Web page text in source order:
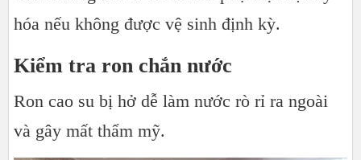
hóa nếu không được vệ sinh định kỳ.
Kiểm tra ron chắn nước
Ron cao su bị hở dễ làm nước rò rỉ ra ngoài
và gây mất thẩm mỹ.